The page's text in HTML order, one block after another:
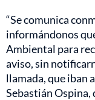
“Se comunica
informándonos
Ambiental para
aviso, sin
llamada, que iban
Sebastián Ospina,